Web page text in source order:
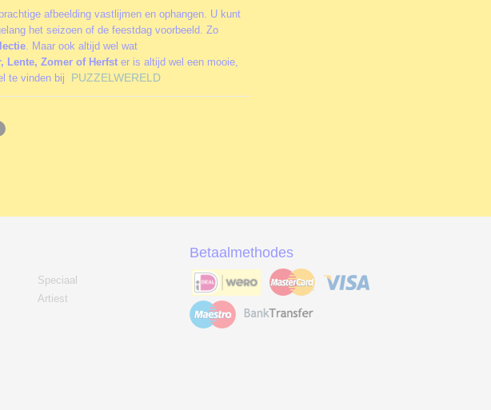
afbeelding vastlijmen en ophangen. U kunt
het seizoen of de feestdag voorbeeld. Zo
. Maar ook altijd wel wat
Lente, Zomer of Herfst er is altijd wel een mooie,
te vinden bij PUZZELWERELD
Speciaal
Artiest
Betaalmethodes